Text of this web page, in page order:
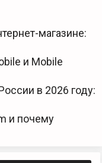
магазине:
и Mobile
в 2026 году:
и почему